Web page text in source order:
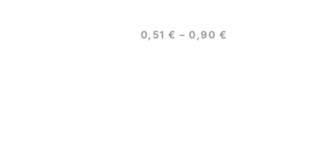
0,51 € – 0,90 €